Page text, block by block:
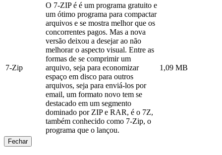
7-Zip
O 7-ZIP é é um programa gratuito e
um ótimo programa para compactar
arquivos e se mostra melhor que os
concorrentes pagos. Mas a nova
versão deixou a desejar ao não
melhorar o aspecto visual. Entre as
formas de se comprimir um
arquivo, seja para economizar
espaço em disco para outros
arquivos, seja para enviá-los por
email, um formato novo tem se
destacado em um segmento
dominado por ZIP e RAR, é o 7Z,
também conhecido como 7-Zip, o
programa que o lançou.
1,09 MB
Fechar